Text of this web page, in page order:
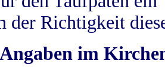
der Richtigkeit
im